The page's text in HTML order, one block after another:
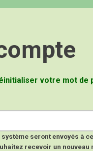
actif) votre mot de
seront envoyés à
recevoir un nouveau